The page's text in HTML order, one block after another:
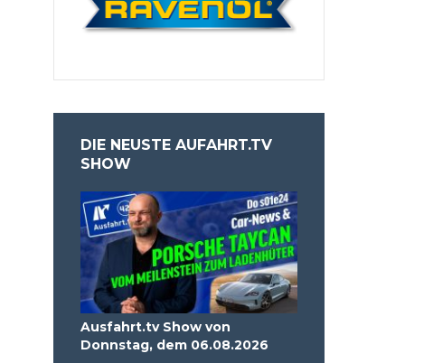
DIE NEUSTE AUFAHRT.TV
SHOW
Ausfahrt.tv Show von
Donnstag, dem 06.08.2026